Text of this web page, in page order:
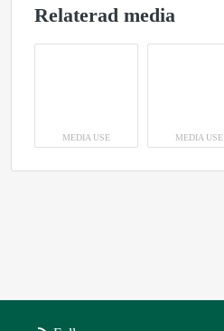
Relaterad media
MEDIA USE MEDIA USE